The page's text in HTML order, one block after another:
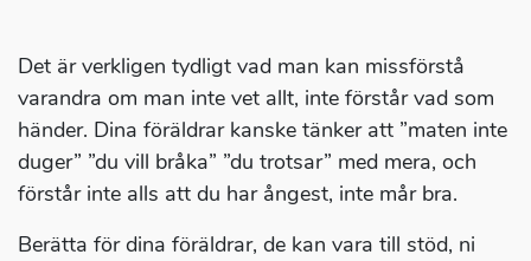
Det är verkligen tydligt vad man kan missförstå
varandra om man inte vet allt, inte förstår vad som
händer. Dina föräldrar kanske tänker att ”maten inte
duger” ”du vill bråka” ”du trotsar” med mera, och
förstår inte alls att du har ångest, inte mår bra.
Berätta för dina föräldrar, de kan vara till stöd, ni